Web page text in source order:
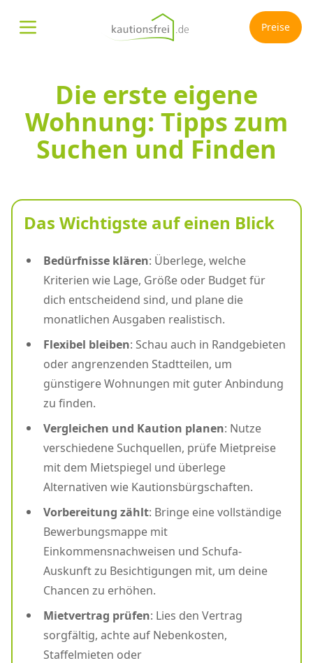
Menü öffnen Preise
Die erste eigene
Wohnung: Tipps zum
Suchen und Finden
Das Wichtigste auf einen Blick
Bedürfnisse klären: Überlege, welche
Kriterien wie Lage, Größe oder Budget für
dich entscheidend sind, und plane die
monatlichen Ausgaben realistisch.
Flexibel bleiben: Schau auch in Randgebieten
oder angrenzenden Stadtteilen, um
günstigere Wohnungen mit guter Anbindung
zu finden.
Vergleichen und Kaution planen: Nutze
verschiedene Suchquellen, prüfe Mietpreise
mit dem Mietspiegel und überlege
Alternativen wie Kautionsbürgschaften.
Vorbereitung zählt: Bringe eine vollständige
Bewerbungsmappe mit
Einkommensnachweisen und Schufa-
Auskunft zu Besichtigungen mit, um deine
Chancen zu erhöhen.
Mietvertrag prüfen: Lies den Vertrag
sorgfältig, achte auf Nebenkosten,
Staffelmieten oder